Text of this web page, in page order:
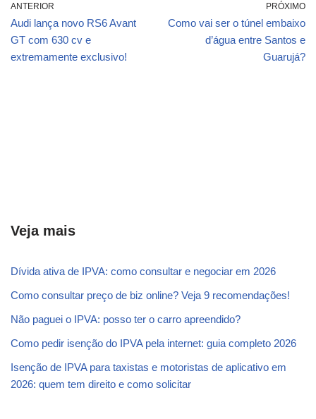
ANTERIOR
Audi lança novo RS6 Avant
GT com 630 cv e
extremamente exclusivo!
PRÓXIMO
Como vai ser o túnel embaixo
d’água entre Santos e
Guarujá?
Veja mais
Dívida ativa de IPVA: como consultar e negociar em 2026
Como consultar preço de biz online? Veja 9 recomendações!
Não paguei o IPVA: posso ter o carro apreendido?
Como pedir isenção do IPVA pela internet: guia completo 2026
Isenção de IPVA para taxistas e motoristas de aplicativo em
2026: quem tem direito e como solicitar